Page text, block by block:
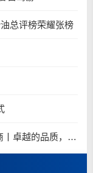
总评榜荣耀张榜
10、玉柴马石油-龙护工程机械油全国招商丨卓越的品质，专业的品牌！